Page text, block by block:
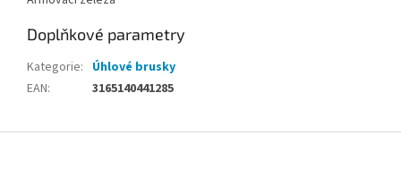
Doplňkové parametry
Kategorie: Úhlové brusky
EAN: 3165140441285